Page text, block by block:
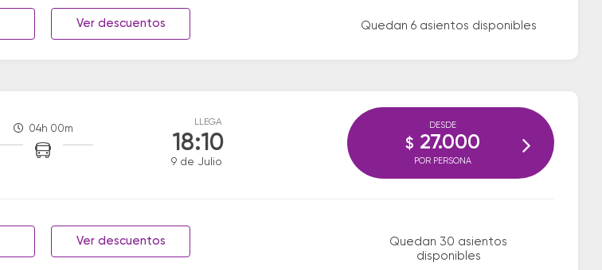
Ver descuentos Quedan 6 asientos disponibles
04h 00m
LLEGA
18:10
9 de Julio
Ver descuentos
Quedan 30 asientos
disponibles
DESDE
$ 27.000
POR PERSONA